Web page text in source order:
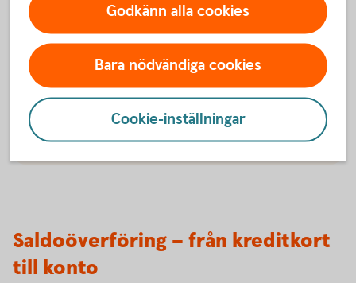
Ring oss
Öppet vardagar 09:00-18:00
Ring 0224-850 00 för att kontakta oss
Använd kod eller MobiltBankID för att legitimera
dig
Saldoöverföring – från kreditkort
till konto
Godkänn alla cookies
Bara nödvändiga cookies
Cookie-inställningar